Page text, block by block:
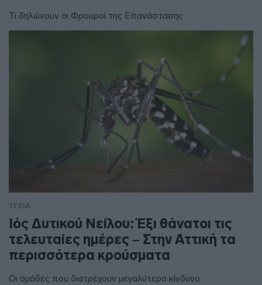
Τι δηλώνουν οι Φρουροί της Επανάστασης
ΥΓΕΙΑ
Ιός Δυτικού Νείλου: Έξι θάνατοι τις
τελευταίες ημέρες – Στην Αττική τα
περισσότερα κρούσματα
Οι ομάδες που διατρέχουν μεγαλύτερο κίνδυνο